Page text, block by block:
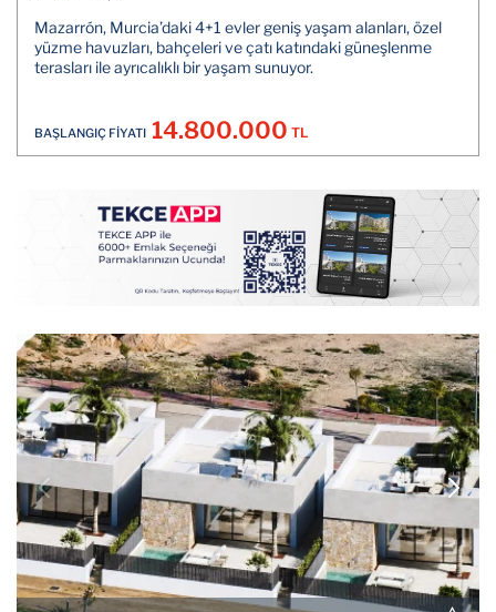
Mazarrón, Murcia’daki 4+1 evler geniş yaşam alanları, özel
yüzme havuzları, bahçeleri ve çatı katındaki güneşlenme
terasları ile ayrıcalıklı bir yaşam sunuyor.
BAŞLANGIÇ FİYATI 14.800.000 TL